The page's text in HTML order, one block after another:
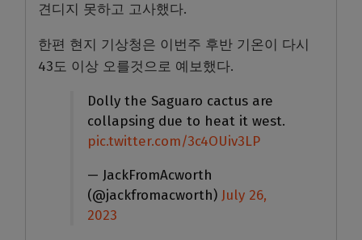
견디지 못하고 고사했다.
한편 현지 기상청은 이번주 후반 기온이 다시
43도 이상 오를것으로 예보했다.
Dolly the Saguaro cactus are
collapsing due to heat it west.
pic.twitter.com/3c4OUiv3LP
— JackFromAcworth
(@jackfromacworth) July 26,
2023